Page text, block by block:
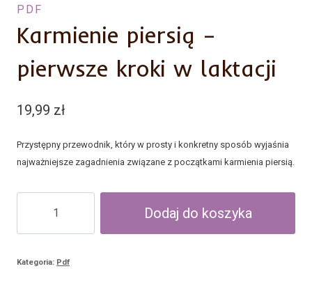
PDF
Karmienie piersią –
pierwsze kroki w laktacji
19,99 zł
Przystępny przewodnik, który w prosty i konkretny sposób wyjaśnia
najważniejsze zagadnienia związane z początkami karmienia piersią.
Karmienie
piersią
pierwsze
Dodaj do koszyka
Kategoria: Pdf